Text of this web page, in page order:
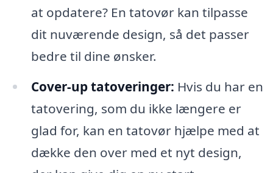
at opdatere? En tatovør kan tilpasse
dit nuværende design, så det passer
bedre til dine ønsker.
Cover-up tatoveringer: Hvis du har en
tatovering, som du ikke længere er
glad for, kan en tatovør hjælpe med at
dække den over med et nyt design,